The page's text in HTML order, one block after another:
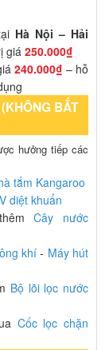
Hà Nội – Hải
giá250.000₫
240.000₫ – hỗ
BẮT
hưởng tiếp các
tắm Kangaroo
diệt khuẩn
Cây nước
khí- Máy hút
Bộ lõi lọc nước
Cốc lọc chặn